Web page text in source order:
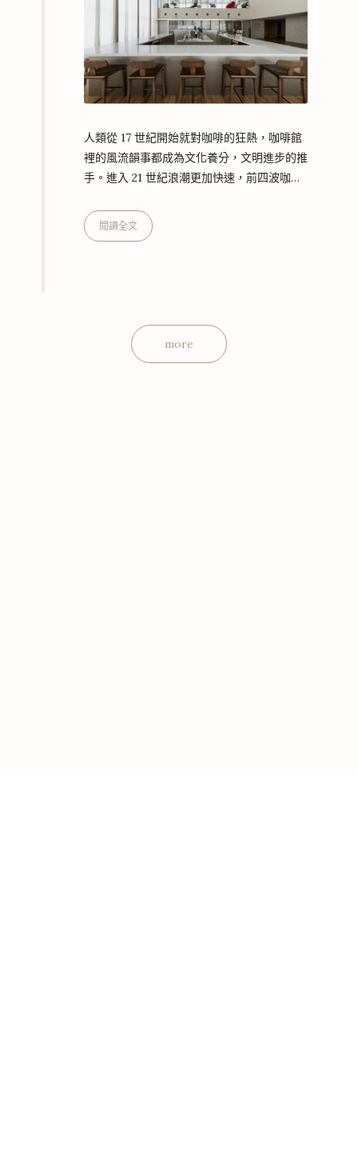
人類從 17 世紀開始就對咖啡的狂熱，咖啡館
裡的風流韻事都成為文化養分，文明進步的推
手。進入 21 世紀浪潮更加快速，前四波咖啡
業工藝。始終走在全球咖啡浪潮前緣的
Ninety Plus，從第三波開始就引領世界前
咖啡的精緻農業專家，以台灣做為品牌直接與
消費者對…
閱讀全文
more